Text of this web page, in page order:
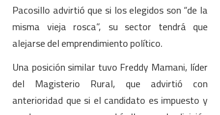
Pacosillo advirtió que si los elegidos son “de la
misma vieja rosca”, su sector tendrá que
alejarse del emprendimiento político.
Una posición similar tuvo Freddy Mamani, líder
del Magisterio Rural, que advirtió con
anterioridad que si el candidato es impuesto y